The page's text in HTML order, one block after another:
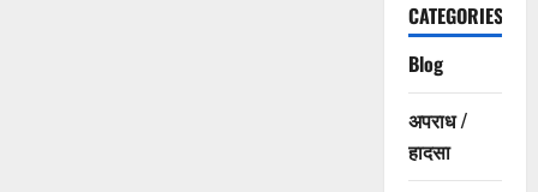
CATEGORIES
Blog
अपराध /
हादसा